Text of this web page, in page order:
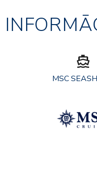
directions_boat
MSC